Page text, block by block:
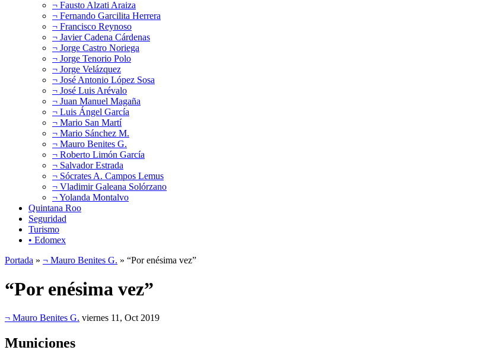
¬ Fausto Alzati Araiza
¬ Fernando Garcilita Herrera
¬ Francisco Reynoso
¬ Javier Cadena Cárdenas
¬ Jorge Castro Noriega
¬ Jorge Tenorio Polo
¬ Jorge Velázquez
¬ José Antonio López Sosa
¬ José Luis Arévalo
¬ Juan Manuel Magaña
¬ Luis Ángel García
¬ Mario San Martí
¬ Mario Sánchez M.
¬ Mauro Benites G.
¬ Roberto Limón García
¬ Salvador Estrada
¬ Sócrates A. Campos Lemus
¬ Vladimir Galeana Solórzano
¬ Yolanda Montalvo
Quintana Roo
Seguridad
Turismo
• Edomex
Portada » ¬ Mauro Benites G. » “Por enésima vez”
“Por enésima vez”
¬ Mauro Benites G. viernes 11, Oct 2019
Municiones